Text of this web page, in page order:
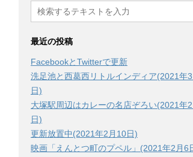
最近の投稿
FacebookとTwitterで更新
洗足池と西葛西リトルインディア(2021年
日)
大塚駅周辺はカレーの名店ぞろい(2021年
日)
更新放置中(2021年2月10日)
映画「えんとつ町のプペル」(2021年2月6